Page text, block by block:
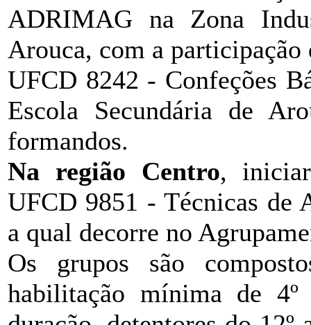
ADRIMAG na Zona
Arouca, com a participação
UFCD 8242 - Confeções
Escola Secundária de
formandos.
Na região Centro,
UFCD 9851 - Técnicas de
a qual decorre no
Os grupos são
habilitação mínima de 4º